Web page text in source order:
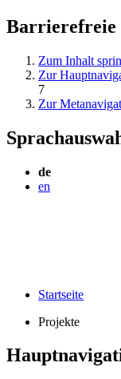
Barrierefreie
Zum Inhalt
Zur
7
Zur
de
en
Startseite
Projekte